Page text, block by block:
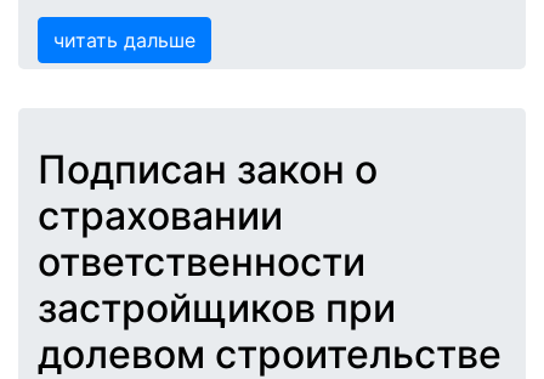
читать дальше
Подписан закон о
страховании
ответственности
застройщиков при
долевом строительстве